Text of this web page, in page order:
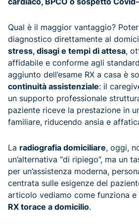
Qual è il maggior vantaggio?
diagnostico direttamente al
stress, disagi e tempi di attesa,
affidabile e conforme agli
aggiunto dell’esame RX a casa è
continuità assistenziale: il
un supporto professionale
paziente riceve la prestazione in
familiare, riducendo ansia e
La radiografia domiciliare, oggi,
un’alternativa “di ripiego”, ma un
per un’assistenza moderna,
centrata sulle esigenze del
articolo vediamo come funziona
RX torace a domicilio.